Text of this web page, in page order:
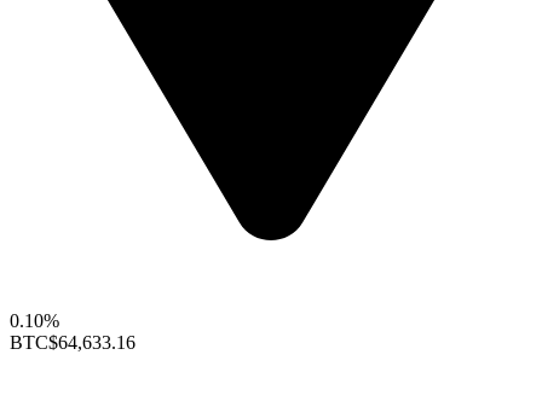
0.10%
BTC$64,633.16